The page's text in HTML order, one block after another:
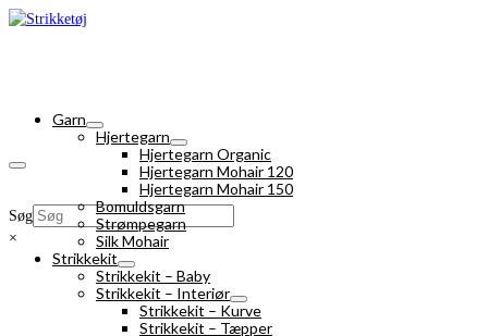
Søg
×
Garn
Hjertegarn
Hjertegarn Organic
Hjertegarn Mohair 120
Hjertegarn Mohair 150
Bomuldsgarn
Strømpegarn
Silk Mohair
Strikkekit
Strikkekit – Baby
Strikkekit – Interiør
Strikkekit – Kurve
Strikkekit – Tæpper